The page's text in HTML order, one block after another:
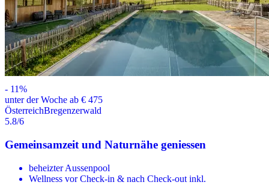
- 11%
unter der Woche ab € 475
ÖsterreichBregenzerwald
5.8/6
Gemeinsamzeit und Naturnähe geniessen
beheizter Aussenpool
Wellness vor Check-in & nach Check-out inkl.